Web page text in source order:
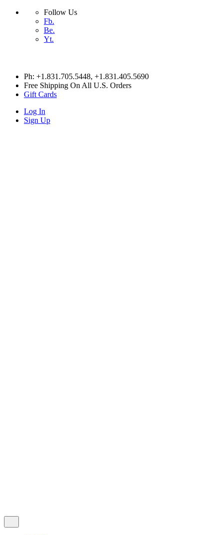
Follow Us
Fb.
Be.
Yt.
content
Ph: +1.831.705.5448, +1.831.405.5690
Free Shipping On All U.S. Orders
Gift Cards
Log In
Sign Up